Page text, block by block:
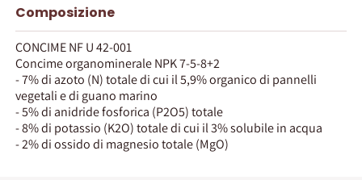
Composizione
CONCIME NF U 42-001
Concime organominerale NPK 7-5-8+2
- 7% di azoto (N) totale di cui il 5,9% organico di pannelli
vegetali e di guano marino
- 5% di anidride fosforica (P2O5) totale
- 8% di potassio (K2O) totale di cui il 3% solubile in acqua
- 2% di ossido di magnesio totale (MgO)